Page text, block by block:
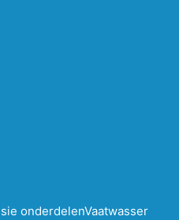
onderdelenVaatwasser